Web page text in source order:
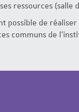
ses ressources
possible de
communs de